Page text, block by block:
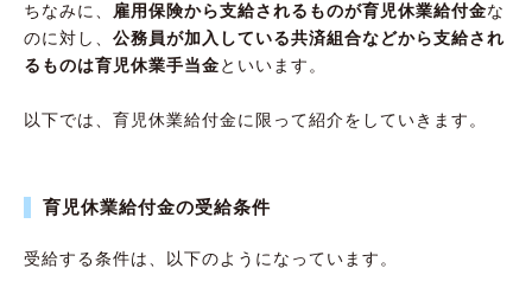
ちなみに、 雇用保険から支給されるものが育児休業給付金な
のに対し、 公務員が加入している共済組合などから支給され
るものは育児休業手当金といいます。
以下では、育児休業給付金に限って紹介をしていきます。
育児休業給付金の受給条件
受給する条件は、以下のようになっています。